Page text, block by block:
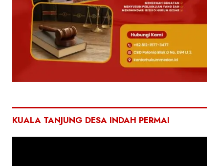
KUALA TANJUNG DESA INDAH PERMAI